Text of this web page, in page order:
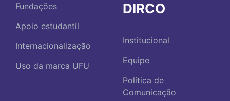
Fundações
Apoio estudantil
Internacionalização
Uso da marca UFU
DIRCO
Institucional
Equipe
Política de
Comunicação